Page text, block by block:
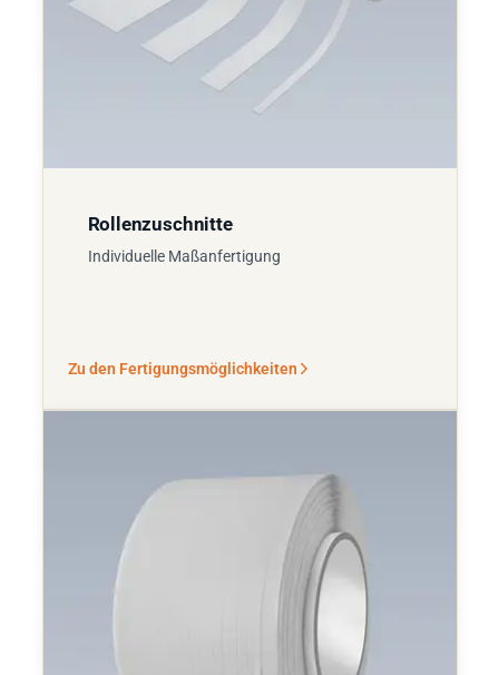
Rollenzuschnitte
Individuelle Maßanfertigung
Zu den Fertigungsmöglichkeiten